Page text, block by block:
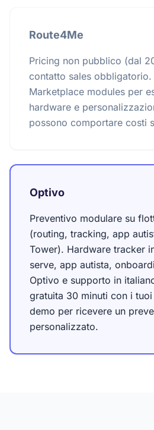
Route4Me
Pricing non pubblico (dal
contatto sales
Marketplace modules per
hardware e
possono comportare costi
Optivo
Preventivo modulare su
(routing, tracking, app
Tower). Hardware tracker
serve, app autista,
Optivo e supporto in
gratuita 30 minuti con i
demo per ricevere un
personalizzato.